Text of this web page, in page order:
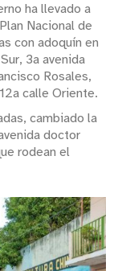
ha llevado a
Nacional de
con adoquín en
3a avenida
Rosales,
calle Oriente.
cambiado la
doctor
rodean el